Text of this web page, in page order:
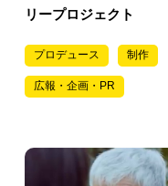
リープロジェクト
プロデュース 制作
広報・企画・PR